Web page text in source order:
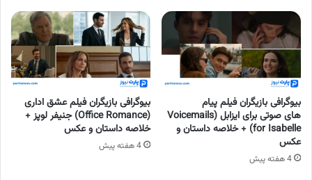
بیوگرافی بازیگران فیلم پیام
های صوتی برای ایزابل (Voicemails
for Isabelle) + خلاصه داستان و
عکس
4 هفته پیش
بیوگرافی بازیگران فیلم عشق اداری
(Office Romance) جنیفر لوپز +
خلاصه داستان و عکس
4 هفته پیش